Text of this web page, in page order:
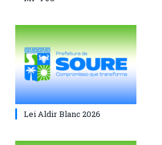
Lei Aldir Blanc 2026